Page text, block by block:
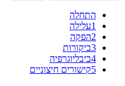
התחלה
1עלילה
2הפקה
3ביקורות
4ביבליוגרפיה
5קישורים חיצוניים